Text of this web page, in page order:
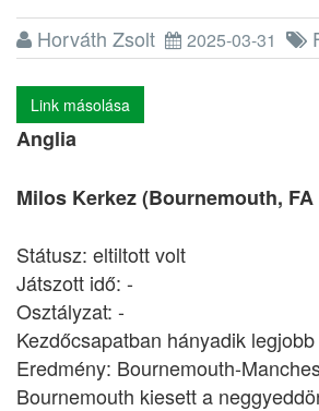
Horváth Zsolt 2025-03-31
Link másolása
Anglia
Milos Kerkez (Bournemouth, FA
Státusz: eltiltott volt
Játszott idő: -
Osztályzat: -
Kezdőcsapatban hányadik
Eredmény: Bournemouth-
Bournemouth kiesett a